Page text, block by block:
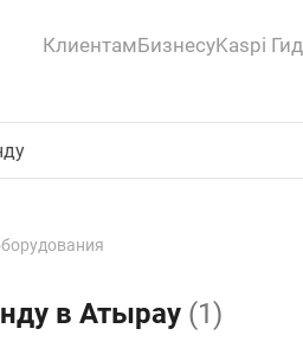
КлиентамБизнесуKaspi Гид
в Атырау (1)